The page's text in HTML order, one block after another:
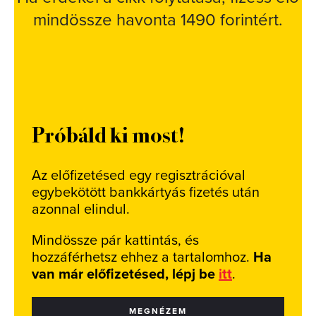
mindössze havonta 1490 forintért.
Próbáld ki most!
Az előfizetésed egy regisztrációval
egybekötött bankkártyás fizetés után
azonnal elindul.
Mindössze pár kattintás, és
hozzáférhetsz ehhez a tartalomhoz. Ha
van már előfizetésed, lépj be itt.
MEGNÉZEM